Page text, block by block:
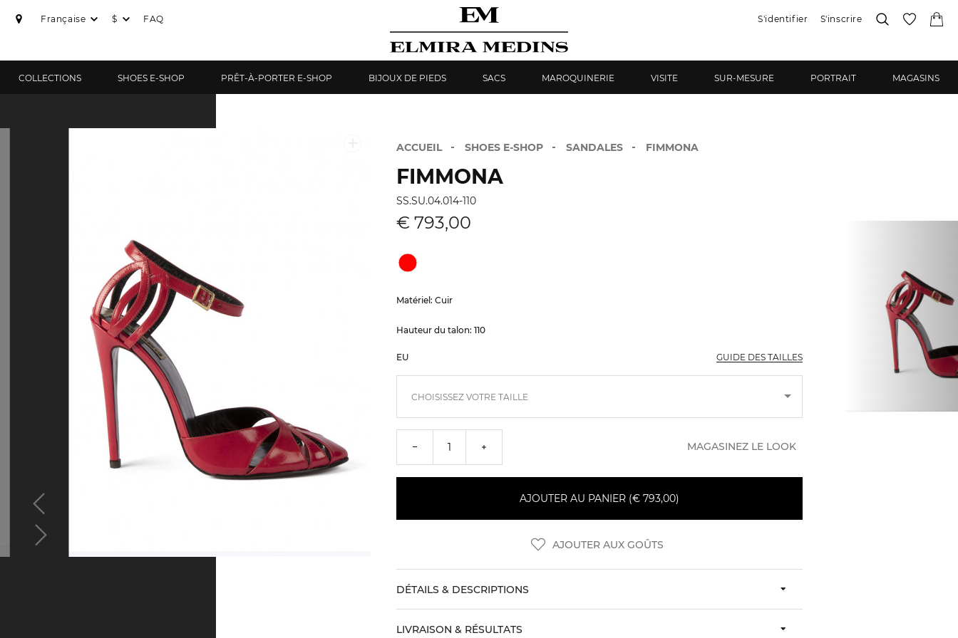
COLLECTIONS SHOES E-SHOP PRÊT-À-PORTER E-SHOP BIJOUX DE PIEDS SACS MAROQUINERIE VISITE SUR-MESURE PORTRAIT MAGASINS
Française $ FAQ S'identifier S'inscrire
ACCUEIL SHOES E-SHOP SANDALES FIMMONA
FIMMONA
SS.SU.04.014-110
€ 793,00
Matériel: Cuir
Hauteur du talon: 110
EU GUIDE DES TAILLES
MAGASINEZ LE LOOK
AJOUTER AU PANIER (€ 793,00)
AJOUTER AUX GOÛTS
DÉTAILS & DESCRIPTIONS
LIVRAISON & RÉSULTATS